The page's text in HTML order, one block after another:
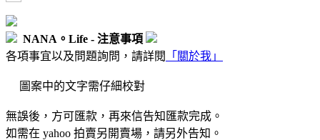
NANA。Life - 注意事項
各項事宜以及問題詢問，請詳閱
「關於我」
圖案中的文字需仔細校對
無誤後，方可匯款，再來信告知匯款完成。
如需在 yahoo 拍賣另開賣場，請另外告知。